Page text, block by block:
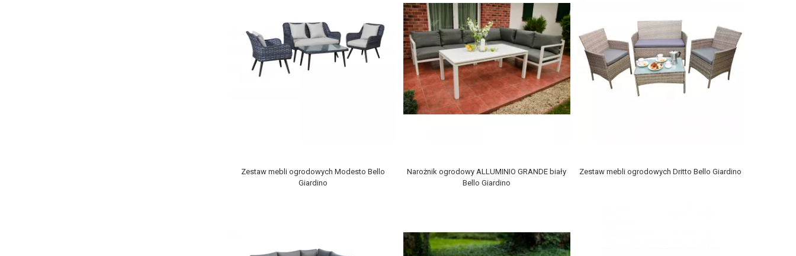
Zestaw mebli ogrodowych Modesto Bello
Giardino
Narożnik ogrodowy ALLUMINIO GRANDE biały
Bello Giardino
Zestaw mebli ogrodowych Dritto Bello Giardino